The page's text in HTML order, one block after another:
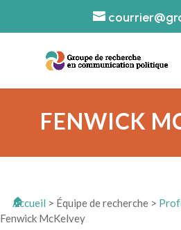
FENWICK
Accueil > Équipe de recherche >
Fenwick McKelvey